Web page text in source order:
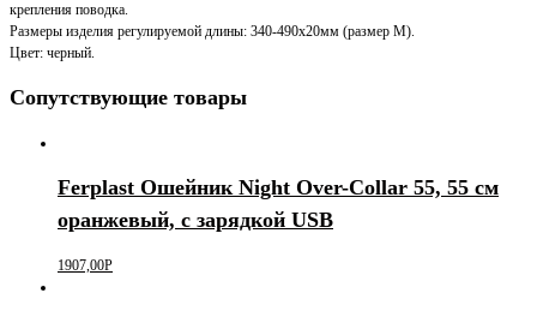
крепления поводка.
Размеры изделия регулируемой длины: 340-490х20мм (размер М).
Цвет: черный.
Сопутствующие товары
Ferplast Ошейник Night Over-Collar 55, 55 см
оранжевый, с зарядкой USB
1907,00Р